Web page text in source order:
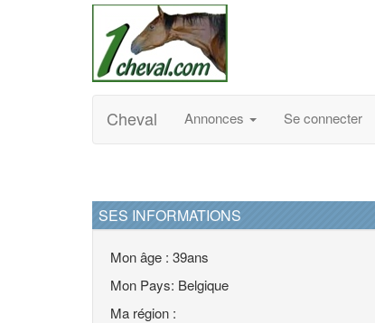
Cheval Annonces Se connecter
SES INFORMATIONS
Mon âge : 39ans
Mon Pays: Belgique
Ma région :